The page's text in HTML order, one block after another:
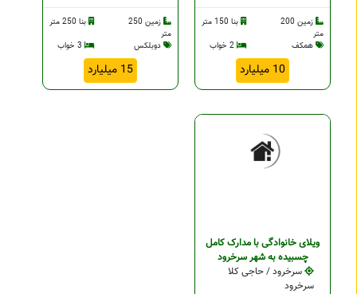
زمین 200
متر
بنا 150 متر
همکف
2 خواب
10 میلیارد
زمین 250
متر
بنا 250 متر
دوبلکس
15 میلیارد
ویلای خانوادگی با مدارک کامل
چسبيده به شهر سرخرود
سرخرود / حاجی کلا
سرخرود